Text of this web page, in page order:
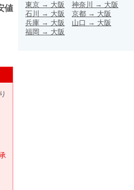
値
東京 → 大阪 神奈川 → 大阪
石川
→ 大阪 京都 → 大阪
兵庫 → 大阪 山口 → 大阪
福岡 → 大阪